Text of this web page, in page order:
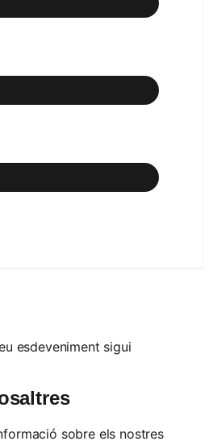
esdeveniment sigui
sobre els nostres